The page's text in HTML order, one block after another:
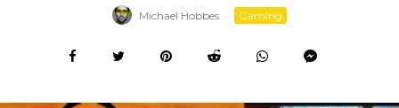
Michael Hobbes · Gaming